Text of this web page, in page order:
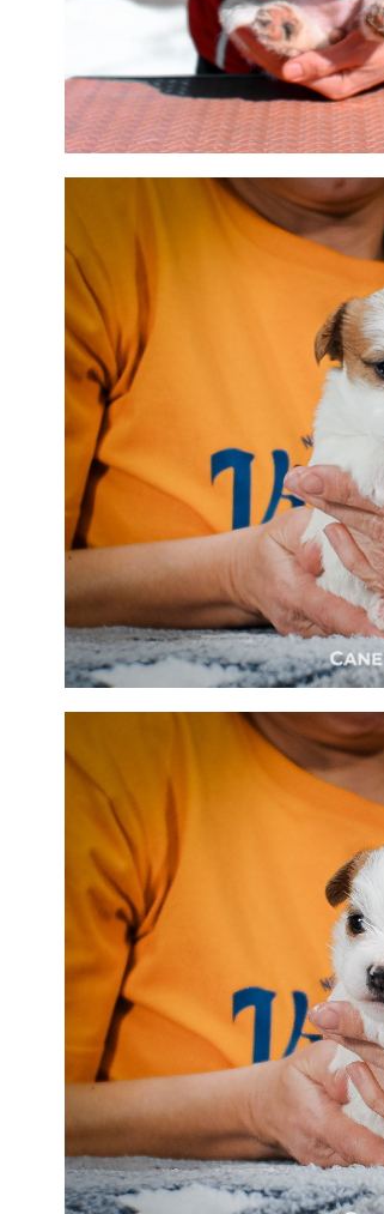
Щенок Джек Рассел терьера